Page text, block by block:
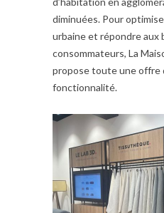
diminuées. Pour
urbaine et répondre aux
consommateurs, La
propose toute une offre
fonctionnalité.